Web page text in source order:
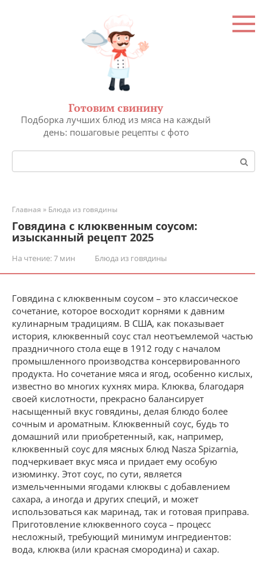
Готовим свинину
Подборка лучших блюд из мяса на каждый
день: пошаговые рецепты с фото
Поиск:
Главная » Блюда из говядины
Говядина с клюквенным соусом:
изысканный рецепт 2025
На чтение:7 мин Блюда из говядины
Говядина с клюквенным соусом – это классическое
сочетание, которое восходит корнями к давним
кулинарным традициям. В США, как показывает
история, клюквенный соус стал неотъемлемой частью
праздничного стола еще в 1912 году с началом
промышленного производства консервированного
продукта. Но сочетание мяса и ягод, особенно кислых,
известно во многих кухнях мира. Клюква, благодаря
своей кислотности, прекрасно балансирует
насыщенный вкус говядины, делая блюдо более
сочным и ароматным. Клюквенный соус, будь то
домашний или приобретенный, как, например,
клюквенный соус для мясных блюд Nasza Spizarnia,
подчеркивает вкус мяса и придает ему особую
изюминку. Этот соус, по сути, является
измельченными ягодами клюквы с добавлением
сахара, а иногда и других специй, и может
использоваться как маринад, так и готовая приправа.
Приготовление клюквенного соуса – процесс
несложный, требующий минимум ингредиентов:
вода, клюква (или красная смородина) и сахар.